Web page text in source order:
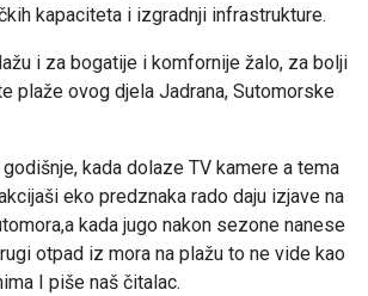
kapaciteta i izgradnji infrastrukture.
i za bogatije i komfornije žalo, za bolji
plaže ovog djela Jadrana, Sutomorske
kada dolaze TV kamere a tema
eko predznaka rado daju izjave na
kada jugo nakon sezone nanese
otpad iz mora na plažu to ne vide kao
I piše naš čitalac.